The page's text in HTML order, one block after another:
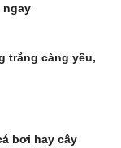
ngay
trắng càng yếu,
bơi hay cây